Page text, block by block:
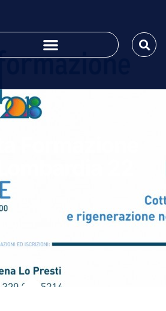
Formazione
22